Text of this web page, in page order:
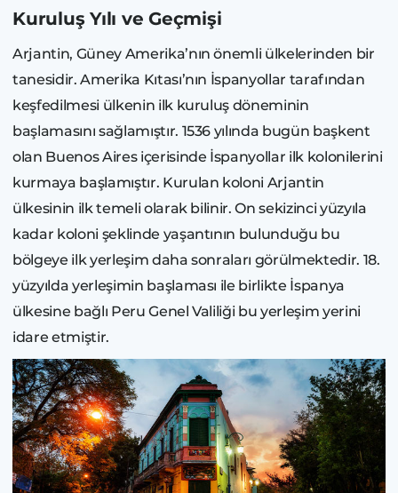
Kuruluş Yılı ve Geçmişi
Arjantin, Güney Amerika’nın önemli ülkelerinden bir
tanesidir. Amerika Kıtası’nın İspanyollar tarafından
keşfedilmesi ülkenin ilk kuruluş döneminin
başlamasını sağlamıştır. 1536 yılında bugün başkent
olan Buenos Aires içerisinde İspanyollar ilk kolonilerini
kurmaya başlamıştır. Kurulan koloni Arjantin
ülkesinin ilk temeli olarak bilinir. On sekizinci yüzyıla
kadar koloni şeklinde yaşantının bulunduğu bu
bölgeye ilk yerleşim daha sonraları görülmektedir. 18.
yüzyılda yerleşimin başlaması ile birlikte İspanya
ülkesine bağlı Peru Genel Valiliği bu yerleşim yerini
idare etmiştir.